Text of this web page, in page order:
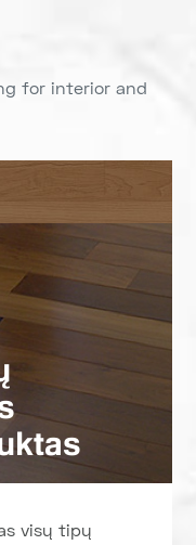
for interior and
visų tipų